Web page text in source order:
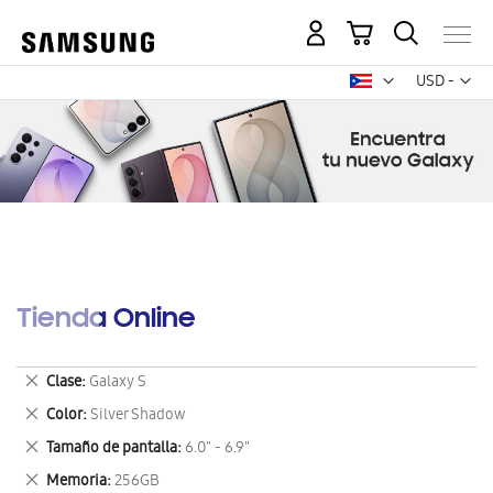
USD -
dólar
Mi carrito
Tienda Online
Clase Galaxy S
Eliminar
este
artículo
Color Silver Shadow
Eliminar
este
artículo
Tamaño de pantalla 6.0" - 6.9"
Eliminar
este
Memoria 256GB
Eliminar